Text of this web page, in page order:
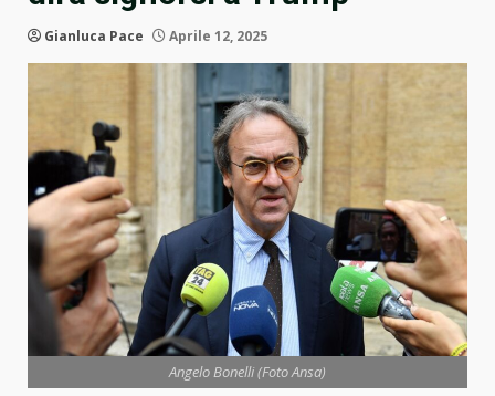
Gianluca Pace Aprile 12, 2025
Angelo Bonelli (Foto Ansa)